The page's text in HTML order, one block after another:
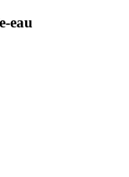
eau